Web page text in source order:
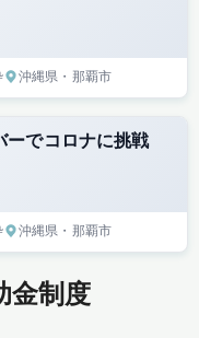
沖縄県 ・那覇市
ーでコロナに挑戦
沖縄県 ・那覇市
金制度